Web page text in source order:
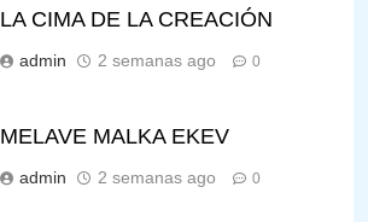
LA CIMA DE LA CREACIÓN
admin 2 semanas ago 0
MELAVE MALKA EKEV
admin 2 semanas ago 0